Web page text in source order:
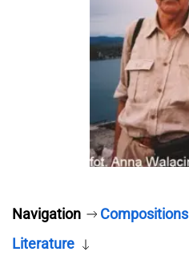
Navigation Compositions
Literature